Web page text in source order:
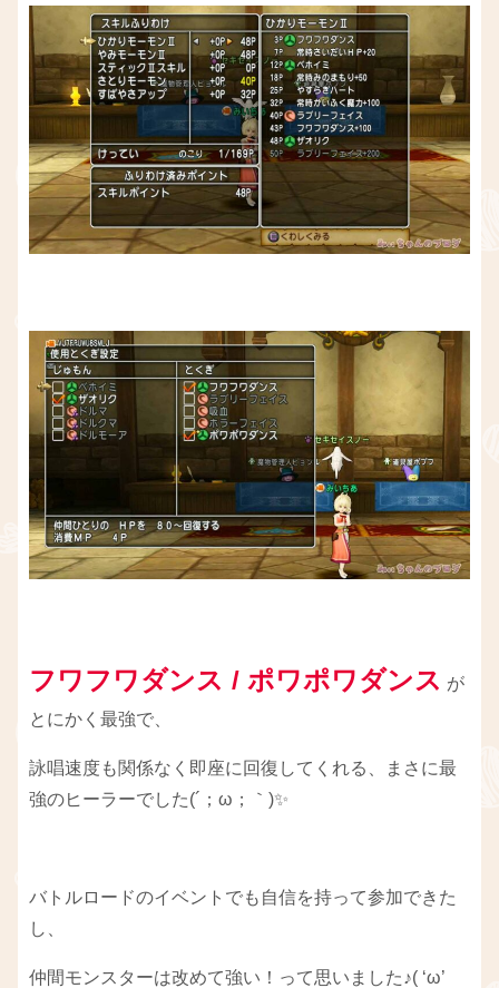
フワフワダンス / ポワポワダンス が
とにかく最強で、
詠唱速度も関係なく即座に回復してくれる、まさに最
強のヒーラーでした(´；ω；｀)✨
バトルロードのイベントでも自信を持って参加できた
し、
仲間モンスターは改めて強い！って思いました♪( ‘ω’